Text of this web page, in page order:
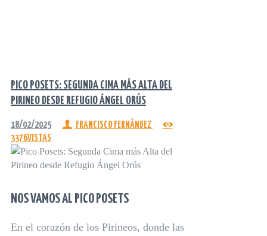
PICO POSETS: SEGUNDA CIMA MÁS ALTA DEL
PIRINEO DESDE REFUGIO ÁNGEL ORÚS
18/02/2025
FRANCISCO FERNÁNDEZ
3376VISTAS
NOS VAMOS AL PICO POSETS
En el corazón de los Pirineos, donde las